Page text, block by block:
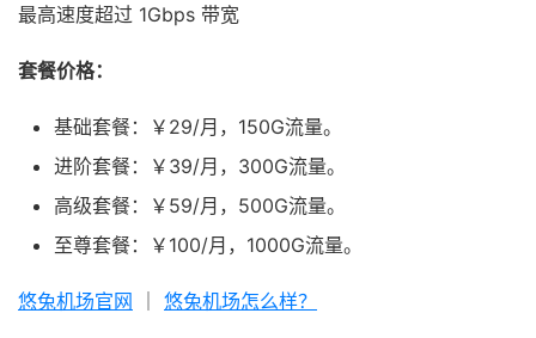
最高速度超过 1Gbps 带宽
套餐价格：
基础套餐：￥29/月，150G流量。
进阶套餐：￥39/月，300G流量。
高级套餐：￥59/月，500G流量。
至尊套餐：￥100/月，1000G流量。
悠兔机场官网 悠兔机场怎么样？